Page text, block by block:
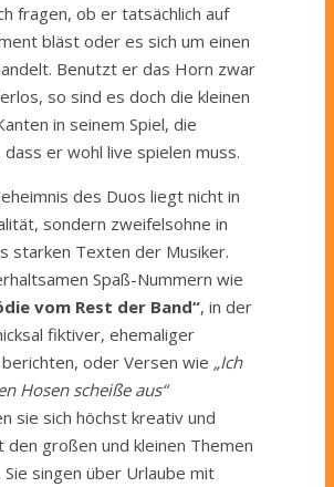
fragen, ob er tatsächlich auf
bläst oder es sich um einen
Benutzt er das Horn zwar
so sind es doch die kleinen
in seinem Spiel, die
er wohl live spielen muss.
des Duos liegt nicht in
sondern zweifelsohne in
starken Texten der Musiker.
Spaß-Nummern wie
vom Rest der Band“, in der
fiktiver, ehemaliger
oder Versen wie „Ich
Hosen scheiße aus“
sie sich höchst kreativ und
den großen und kleinen Themen
Sie singen über Urlaube mit